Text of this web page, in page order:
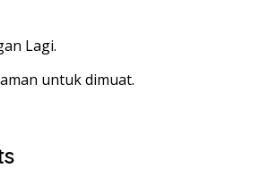
Lagi.
untuk dimuat.